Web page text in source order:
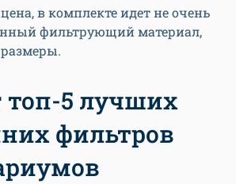
в комплекте идет не очень
фильтрующий материал,
топ-5 лучших
фильтров